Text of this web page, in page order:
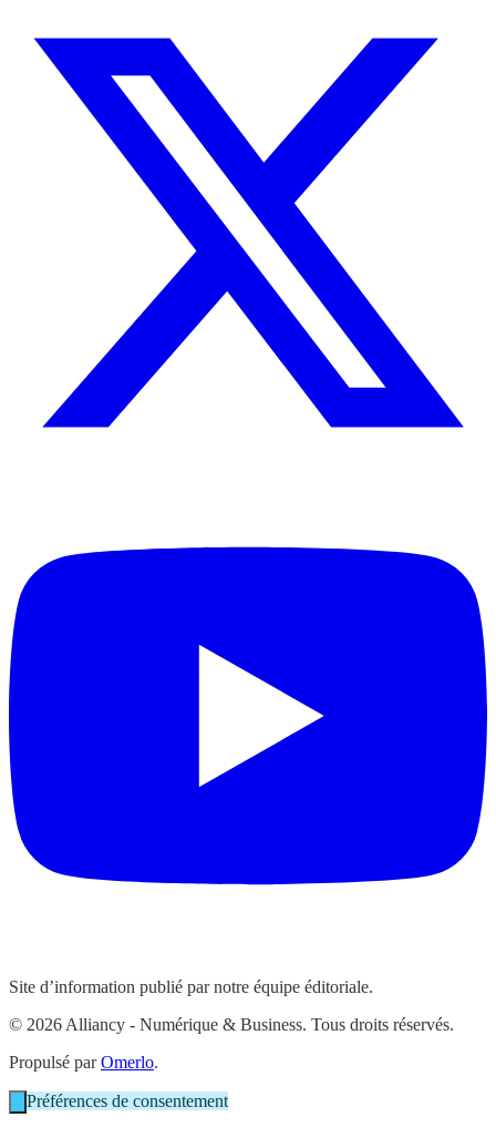
Site d’information publié par notre équipe éditoriale.
© 2026 Alliancy - Numérique & Business. Tous droits réservés.
Propulsé parOmerlo.
Préférences de consentement